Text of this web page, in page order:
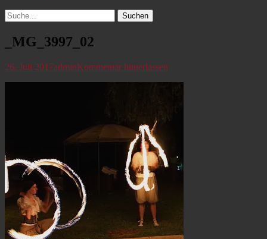
Suchen
Suchen
nach:
_MG_3997_02
Veröffentlicht
26. Juli 2017Autor
adminKommentar hinterlassen